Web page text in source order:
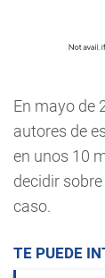
En mayo de
autores de
en unos 10
decidir
caso.
TE PUEDE